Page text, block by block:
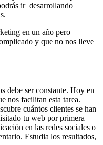
ir desarrollando
en un año pero
y que no nos lleve
debe ser constante. Hoy en
nos facilitan esta tarea.
cuántos clientes se han
tu web por primera
en las redes sociales o
Estudia los resultados,